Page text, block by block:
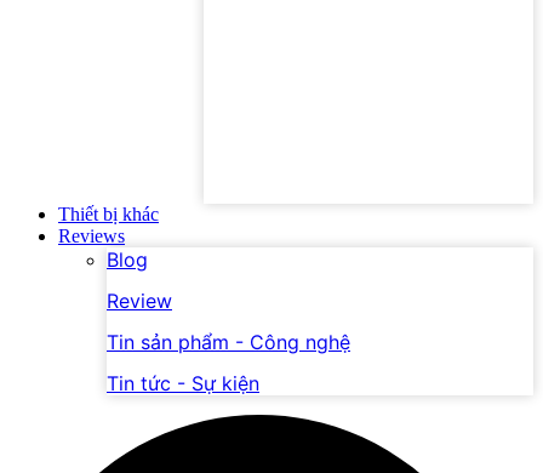
Thiết bị khác
Reviews
Blog
Review
Tin sản phẩm - Công nghệ
Tin tức - Sự kiện